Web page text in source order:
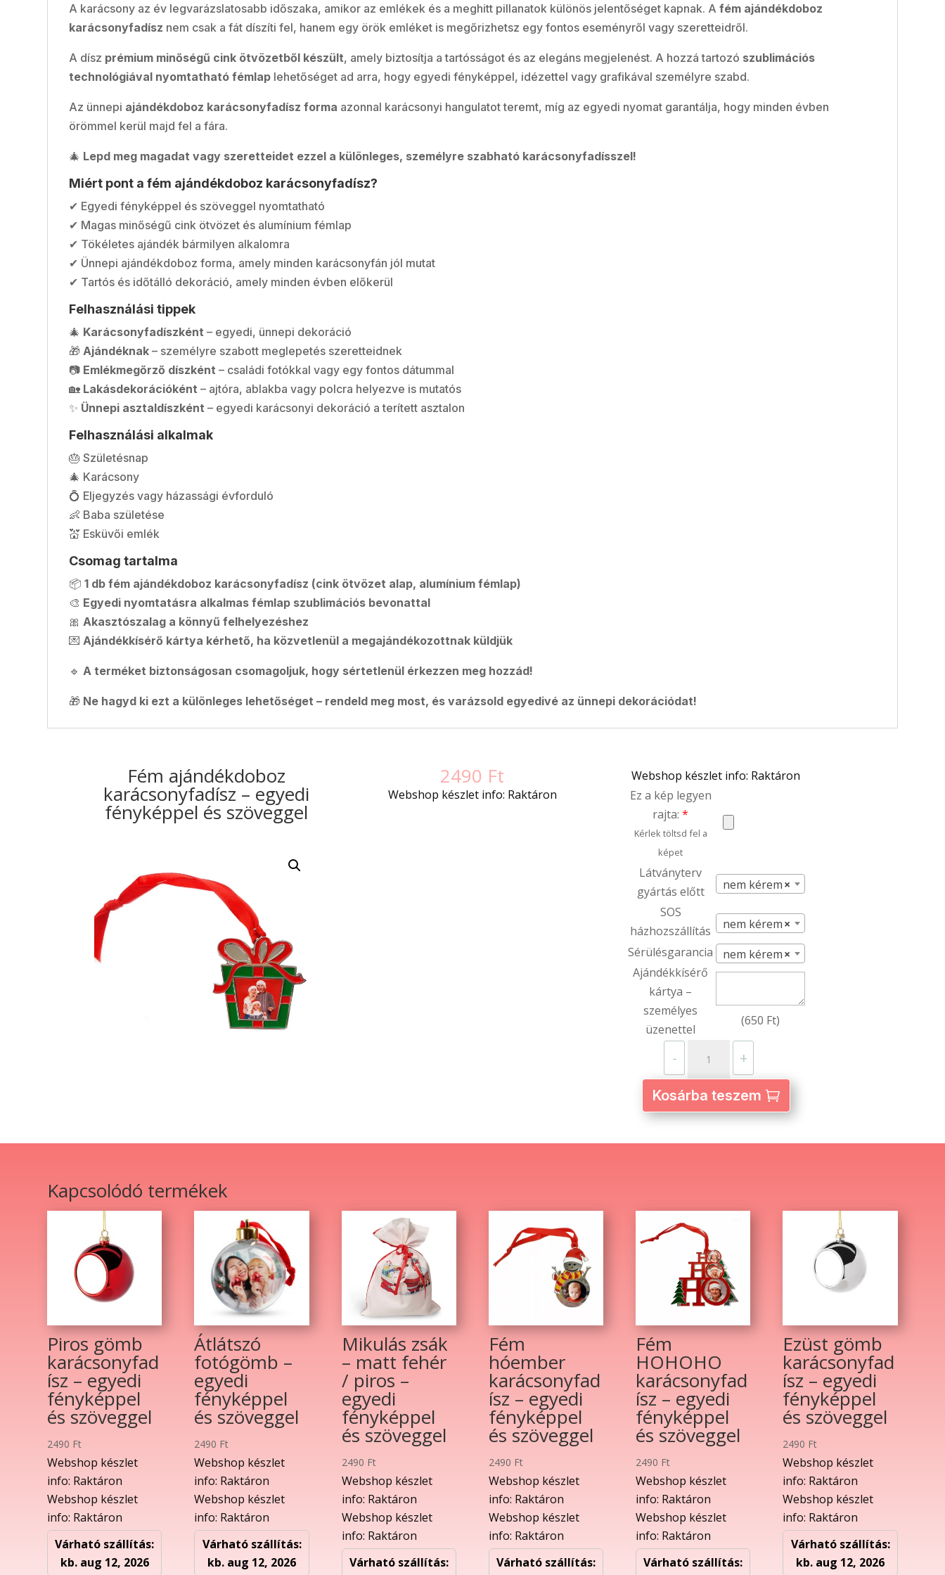
A karácsony az év legvarázslatosabb időszaka, amikor az emlékek és a meghitt pillanatok különös jelentőséget kapnak. Afém ajándékdoboz
karácsonyfadísz nem csak a fát díszíti fel, hanem egy örök emléket is megőrizhetsz egy fontos eseményről vagy szeretteidről.
A dísz prémium minőségű cink ötvözetből készült, amely biztosítja a tartósságot és az elegáns megjelenést. A hozzá tartozó szublimációs
technológiával nyomtatható fémlap lehetőséget ad arra, hogy egyedi fényképpel, idézettel vagy grafikával személyre szabd.
Az ünnepi ajándékdoboz karácsonyfadísz forma azonnal karácsonyi hangulatot teremt, míg az egyedi nyomat garantálja, hogy minden évben
örömmel kerül majd fel a fára.
🎄 Lepd meg magadat vagy szeretteidet ezzel a különleges, személyre szabható karácsonyfadísszel!
Miért pont a fém ajándékdoboz karácsonyfadísz?
✔ Egyedi fényképpel és szöveggel nyomtatható
✔ Magas minőségű cink ötvözet és alumínium fémlap
✔ Tökéletes ajándék bármilyen alkalomra
✔ Ünnepi ajándékdoboz forma, amely minden karácsonyfán jól mutat
✔ Tartós és időtálló dekoráció, amely minden évben előkerül
Felhasználási tippek
🎄 Karácsonyfadíszként – egyedi, ünnepi dekoráció
🎁 Ajándéknak – személyre szabott meglepetés szeretteidnek
📷 Emlékmegőrző díszként – családi fotókkal vagy egy fontos dátummal
🏡 Lakásdekorációként – ajtóra, ablakba vagy polcra helyezve is mutatós
✨ Ünnepi asztaldíszként – egyedi karácsonyi dekoráció a terített asztalon
Felhasználási alkalmak
🎂 Születésnap
🎄 Karácsony
💍 Eljegyzés vagy házassági évforduló
👶 Baba születése
💒 Esküvői emlék
Csomag tartalma
📦1 db fém ajándékdoboz karácsonyfadísz (cink ötvözet alap, alumínium fémlap)
🎨 Egyedi nyomtatásra alkalmas fémlap szublimációs bevonattal
🎀 Akasztószalag a könnyű felhelyezéshez
💌 Ajándékkísérő kártya kérhető, ha közvetlenül a megajándékozottnak küldjük
🔹 A terméket biztonságosan csomagoljuk, hogy sértetlenül érkezzen meg hozzád!
🎁 Ne hagyd ki ezt a különleges lehetőséget – rendeld meg most, és varázsold egyedivé az ünnepi dekorációdat!
Fém ajándékdoboz
karácsonyfadísz – egyedi
fényképpel és szöveggel
2490 Ft
Webshop készlet info: Raktáron
Webshop készlet info: Raktáron
Ez a kép legyen
rajta:*
Kérlek töltsd fel a
képet
Látványterv
gyártás előtt
×
nem kérem
SOS
házhozszállítás
×
nem kérem
Sérülésgarancia
×
nem kérem
Ajándékkísérő
kártya –
személyes
üzenettel
(650 Ft)
-
ajándékdoboz
karácsonyfadísz
–
egyedi
fényképpel
+
Kosárba teszem
Kapcsolódó termékek
Piros gömb
karácsonyfad
ísz – egyedi
fényképpel
és szöveggel
2490 Ft
Webshop készlet
info: Raktáron
Webshop készlet
info: Raktáron
Várható szállítás:
kb. aug 12, 2026
Átlátszó
fotógömb –
egyedi
fényképpel
és szöveggel
2490 Ft
Webshop készlet
info: Raktáron
Webshop készlet
info: Raktáron
Várható szállítás:
kb. aug 12, 2026
Mikulás zsák
– matt fehér
/ piros –
egyedi
fényképpel
és szöveggel
2490 Ft
Webshop készlet
info: Raktáron
Webshop készlet
info: Raktáron
Várható szállítás:
Fém
hóember
karácsonyfad
ísz – egyedi
fényképpel
és szöveggel
2490 Ft
Webshop készlet
info: Raktáron
Webshop készlet
info: Raktáron
Várható szállítás:
Fém
HOHOHO
karácsonyfad
ísz – egyedi
fényképpel
és szöveggel
2490 Ft
Webshop készlet
info: Raktáron
Webshop készlet
info: Raktáron
Várható szállítás:
Ezüst gömb
karácsonyfad
ísz – egyedi
fényképpel
és szöveggel
2490 Ft
Webshop készlet
info: Raktáron
Webshop készlet
info: Raktáron
Várható szállítás:
kb. aug 12, 2026